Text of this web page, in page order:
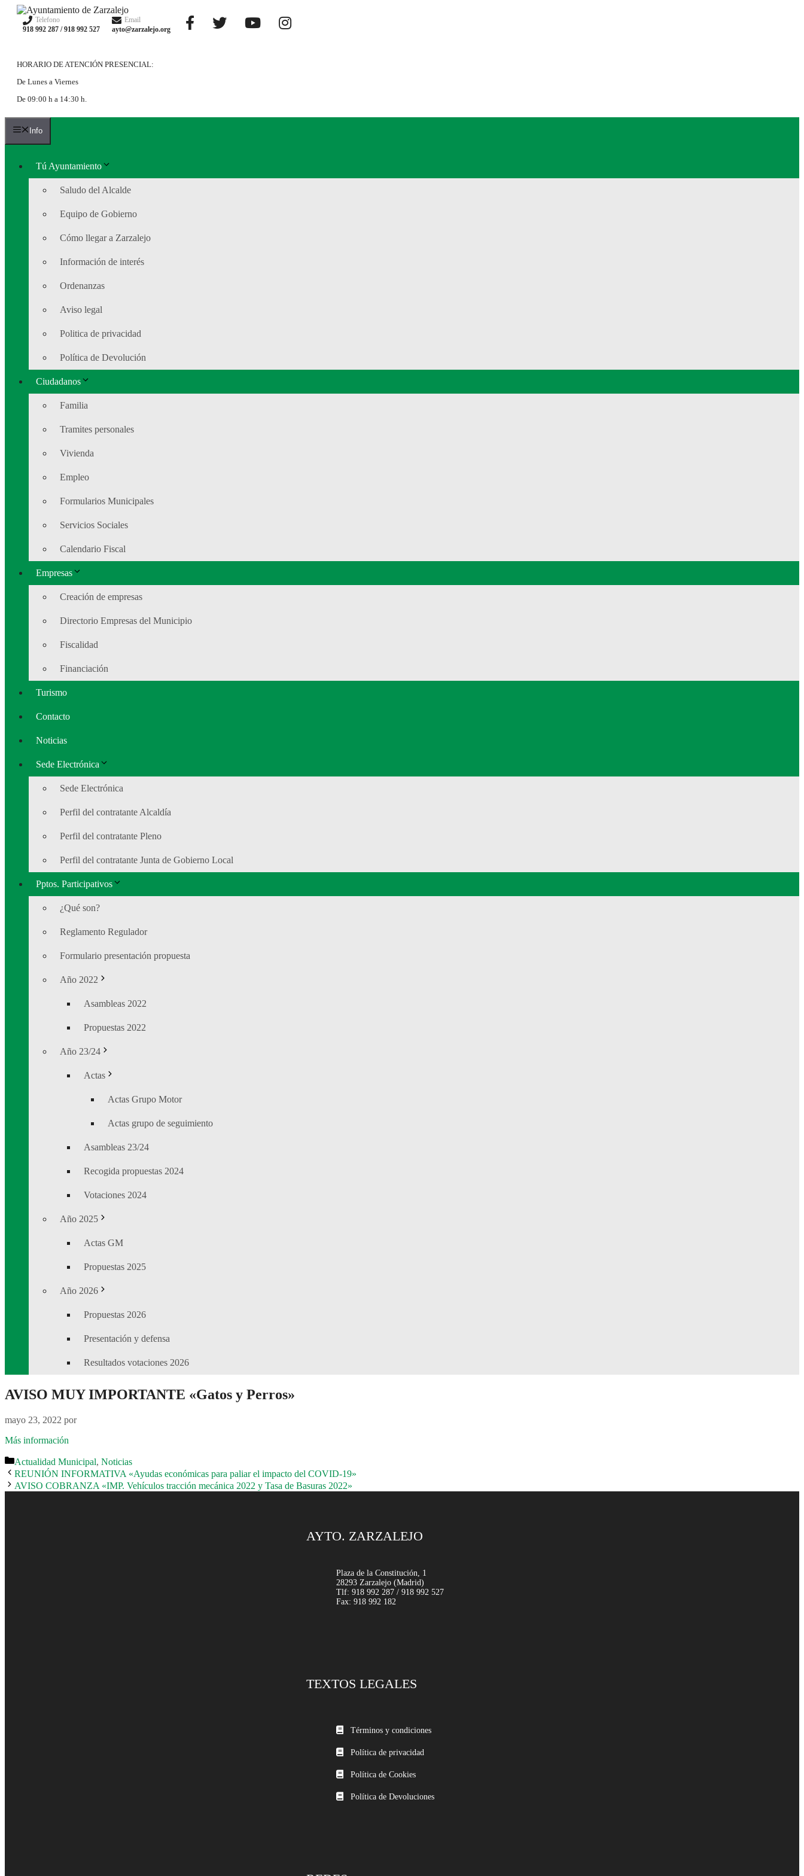
Saltar
contenido
Telefono
918 992 287 / 918 992 527
Email
ayto@zarzalejo.org
HORARIO DE ATENCIÓN PRESENCIAL:
De Lunes a Viernes
De 09:00 h a 14:30 h.
Info
Tú Ayuntamiento
Saludo del Alcalde
Equipo de Gobierno
Cómo llegar a Zarzalejo
Información de interés
Ordenanzas
Aviso legal
Politica de privacidad
Política de Devolución
Ciudadanos
Familia
Tramites personales
Vivienda
Empleo
Formularios Municipales
Servicios Sociales
Calendario Fiscal
Empresas
Creación de empresas
Directorio Empresas del Municipio
Fiscalidad
Financiación
Turismo
Contacto
Noticias
Sede Electrónica
Sede Electrónica
Perfil del contratante Alcaldía
Perfil del contratante Pleno
Perfil del contratante Junta de Gobierno Local
Pptos. Participativos
¿Qué son?
Reglamento Regulador
Formulario presentación propuesta
Año 2022
Asambleas 2022
Propuestas 2022
Año 23/24
Actas
Actas Grupo Motor
Actas grupo de seguimiento
Asambleas 23/24
Recogida propuestas 2024
Votaciones 2024
Año 2025
Actas GM
Propuestas 2025
Año 2026
Propuestas 2026
Presentación y defensa
Resultados votaciones 2026
AVISO MUY IMPORTANTE «Gatos y Perros»
mayo 23, 2022 por
Más información
Categorías
Actualidad Municipal, Noticias
REUNIÓN INFORMATIVA «Ayudas económicas para paliar el impacto del COVID-19»
AVISO COBRANZA «IMP. Vehículos tracción mecánica 2022 y Tasa de Basuras 2022»
AYTO. ZARZALEJO
Plaza de la Constitución, 1
28293 Zarzalejo (Madrid)
Tlf: 918 992 287 / 918 992 527
Fax: 918 992 182
TEXTOS LEGALES
Términos y condiciones
Política de privacidad
Política de Cookies
Política de Devoluciones